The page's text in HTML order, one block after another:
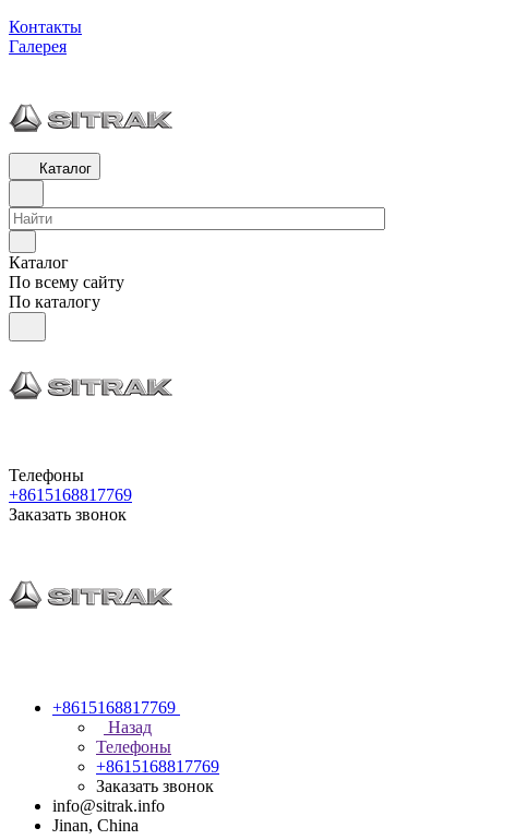
Контакты
Галерея
Каталог
Каталог
По всему сайту
По каталогу
Телефоны
+8615168817769
Заказать звонок
+8615168817769
Назад
Телефоны
+8615168817769
Заказать звонок
info@sitrak.info
Jinan, China